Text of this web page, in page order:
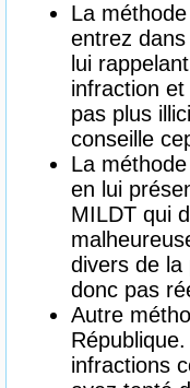
La
entrez
lui
infraction
pas plus
conseille
La
en lui
MILDT qui
divers de la
donc pas
Autre
infractions